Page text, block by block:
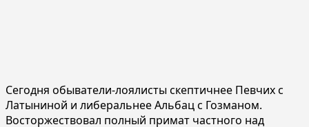
Сегодня обыватели-лоялисты скептичнее Певчих с
Латыниной и либеральнее Альбац с Гозманом.
Восторжествовал полный примат частного над